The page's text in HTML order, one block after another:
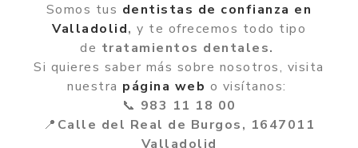
Somos tus dentistas de confianza en
Valladolid, y te ofrecemos todo tipo
de tratamientos dentales.
Si quieres saber más sobre nosotros, visita
nuestra página web o visítanos:
📞 983 11 18 00
📍 Calle del Real de Burgos, 1647011
Valladolid